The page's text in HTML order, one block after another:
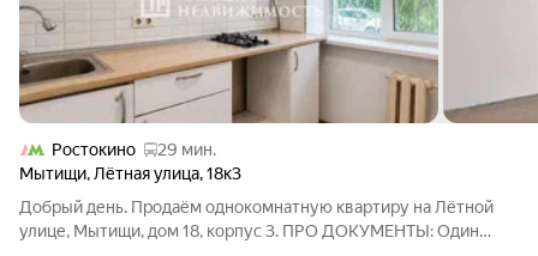
Ростокино
29 мин.
Мытищи, Лётная улица,18к3
Добрый день. Продаём однокомнатную квартиру на Лётной
улице, Мытищи, дом 18, корпус 3. ПРО ДОКУМЕНТЫ: Один